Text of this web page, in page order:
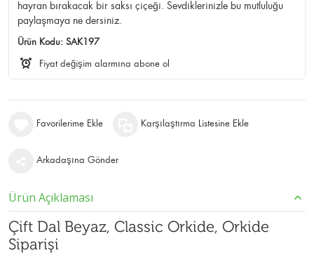
hayran bırakacak bir saksı çiçeği. Sevdiklerinizle bu mutluluğu
paylaşmaya ne dersiniz.
Ürün Kodu: SAK197
Fiyat değişim alarmına abone ol
Favorilerime Ekle Karşılaştırma Listesine Ekle
Arkadaşına Gönder
Ürün Açıklaması
Çift Dal Beyaz, Classic Orkide, Orkide
Siparişi